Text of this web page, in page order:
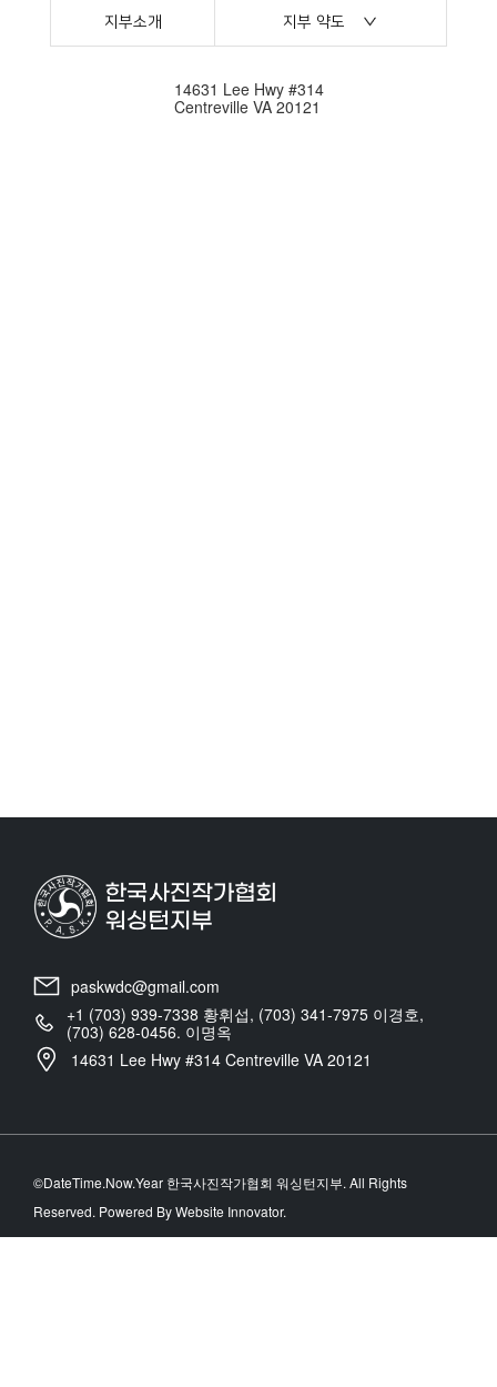
지부소개 지부 약도
14631 Lee Hwy #314
Centreville VA 20121
paskwdc@gmail.com
+1 (703) 939-7338 황휘섭, (703) 341-7975 이경호,
(703) 628-0456. 이명옥
14631 Lee Hwy #314 Centreville VA 20121
©DateTime.Now.Year 한국사진작가협회 워싱턴지부. All Rights
Reserved. Powered By Website Innovator.